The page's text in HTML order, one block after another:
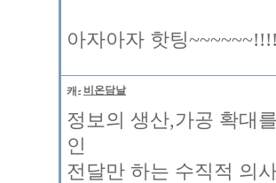
아자아자 핫팅
비온담날
정보의 생산,가공 확대
인
전달만 하는 수직적 의